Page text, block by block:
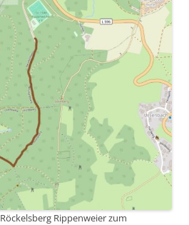
Rippenweier zum